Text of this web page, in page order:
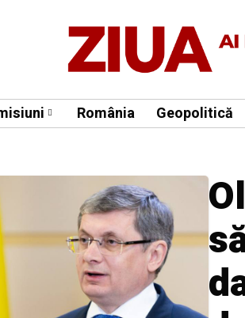
România Geopolitică